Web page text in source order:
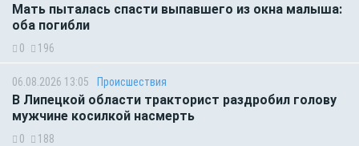
Мать пыталась спасти выпавшего из окна малыша:
оба погибли
0 196
06.08.2026 13:05 Происшествия
В Липецкой области тракторист раздробил голову
мужчине косилкой насмерть
0 188